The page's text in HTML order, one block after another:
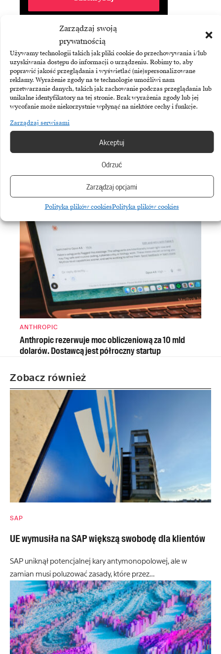
Zarządzaj swoją
prywatnością
Używamy technologii takich jak pliki cookie do przechowywania i/lub
uzyskiwania dostępu do informacji o urządzeniu. Robimy to, aby
poprawić jakość przeglądania i wyświetlać (nie)spersonalizowane
reklamy. Wyrażenie zgody na te technologie umożliwi nam
przetwarzanie danych, takich jak zachowanie podczas przeglądania lub
unikalne identyfikatory na tej stronie. Brak wyrażenia zgody lub jej
wycofanie może niekorzystnie wpłynąć na niektóre cechy i funkcje.
Zarządzaj serwisami
Akceptuj
Odrzuć
Zarządzaj opcjami
Polityka plików cookiesPolityka plików cookies
Subskrybując Biuletyn Brandsit
akceptujesz naszą politykę
prywatności
ASSECO BUSINESS SOLUTIONS
Asseco Business Solutions: mocny wzrost zysku
i sprzedaży ERP
ANTHROPIC
Anthropic rezerwuje moc obliczeniową za 10 mld
dolarów. Dostawcą jest półroczny startup
Zobacz również
SAP
UE wymusiła na SAP większą swobodę dla klientów
SAP uniknął potencjalnej kary antymonopolowej, ale w
zamian musi poluzować zasady, które przez…